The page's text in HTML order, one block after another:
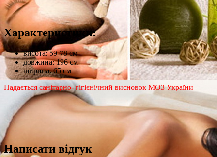
Характеристики:
висота: 59-78 см
довжина: 196 см
ширина: 65 см
Надається санітарно- гігієнічний висновок МОЗ України
Написати відгук